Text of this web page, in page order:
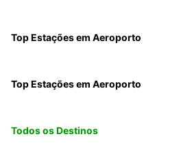
Top Estações em Aeroporto
Top Estações em Aeroporto
Todos os Destinos